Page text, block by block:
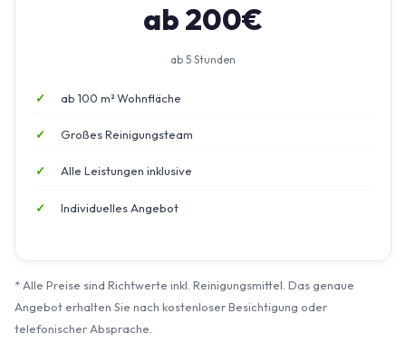
ab 200€
ab 5 Stunden
ab 100 m² Wohnfläche
Großes Reinigungsteam
Alle Leistungen inklusive
Individuelles Angebot
* Alle Preise sind Richtwerte inkl. Reinigungsmittel. Das genaue
Angebot erhalten Sie nach kostenloser Besichtigung oder
telefonischer Absprache.